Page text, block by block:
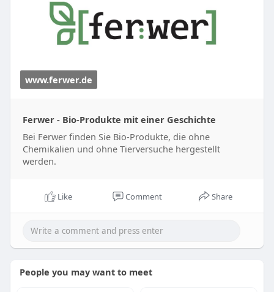
www.ferwer.de
Ferwer - Bio-Produkte mit einer Geschichte
Bei Ferwer finden Sie Bio-Produkte, die ohne
Chemikalien und ohne Tierversuche hergestellt
werden.
Like Comment Share
People you may want to meet